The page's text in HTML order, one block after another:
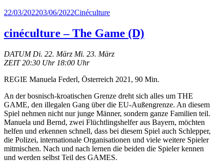
Veröffentlicht
22/03/202203/06/2022Kategorien
Cinéculture
cinéculture – The Game (D)
DATUM Di. 22. März Mi. 23. März
ZEIT 20:30 Uhr 18:00 Uhr
REGIE Manuela Federl, Österreich 2021, 90 Min.
An der bosnisch-kroatischen Grenze dreht sich alles um THE
GAME, den illegalen Gang über die EU-Außengrenze. An diesem
Spiel nehmen nicht nur junge Männer, sondern ganze Familien teil.
Manuela und Bernd, zwei Flüchtlingshelfer aus Bayern, möchten
helfen und erkennen schnell, dass bei diesem Spiel auch Schlepper,
die Polizei, internationale Organisationen und viele weitere Spieler
mitmischen. Nach und nach lernen die beiden die Spieler kennen
und werden selbst Teil des GAMES.